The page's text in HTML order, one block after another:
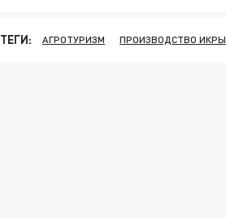
ТЕГИ: АГРОТУРИЗМ ПРОИЗВОДСТВО ИКРЫ